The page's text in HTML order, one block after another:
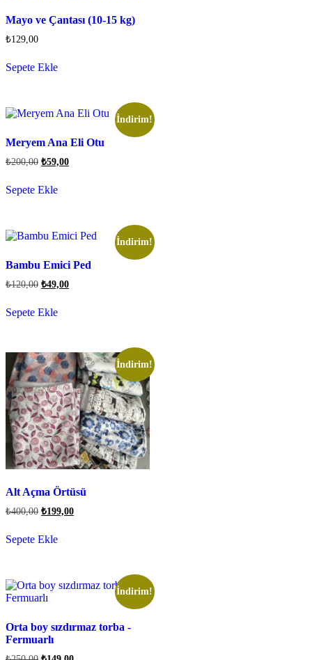
Mayo ve Çantası (10-15 kg)
₺129,00
Sepete Ekle
İndirim!
Meryem Ana Eli Otu
₺200,00 ₺59,00
Sepete Ekle
İndirim!
Bambu Emici Ped
₺120,00 ₺49,00
Sepete Ekle
İndirim!
Alt Açma Örtüsü
₺400,00 ₺199,00
Sepete Ekle
İndirim!
Orta boy sızdırmaz torba -
Fermuarlı